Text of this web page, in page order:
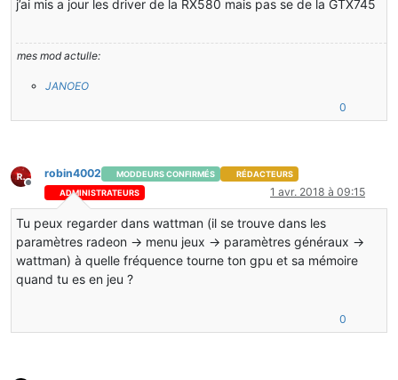
j’ai mis a jour les driver de la RX580 mais pas se de la GTX745
mes mod actulle:
JANOEO
0
Hors-ligne
robin4002 MODDEURS CONFIRMÉS
RÉDACTEURS
ADMINISTRATEURS
1 avr. 2018 à 09:15
Tu peux regarder dans wattman (il se trouve dans les
paramètres radeon -> menu jeux -> paramètres généraux ->
wattman) à quelle fréquence tourne ton gpu et sa mémoire
quand tu es en jeu ?
0